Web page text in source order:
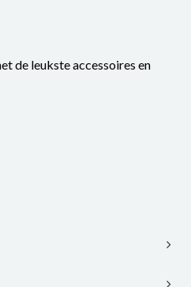
de leukste accessoires en